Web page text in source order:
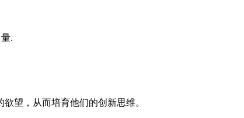
.
望，从而培育他们的创新思维。